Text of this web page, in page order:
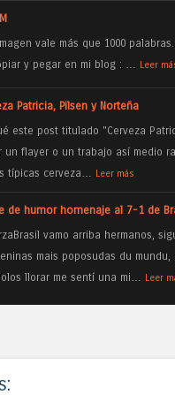
vale más que 1000
y pegar en mi blog : …
Leer
Patricia, Pilsen y Norteña
este post titulado "Cerveza
un flayer o un trabajo así medio
típicas cerveza…
Leer más
de humor homenaje al 7-1 de
vamo arriba hermanos,
mais poposudas du
llorar me sentí una mi…
Leer